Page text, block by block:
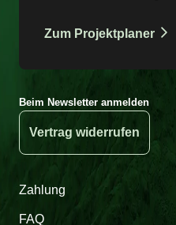
Zum Projektplaner
Beim Newsletter anmelden
Vertrag widerrufen
Zahlung
FAQ